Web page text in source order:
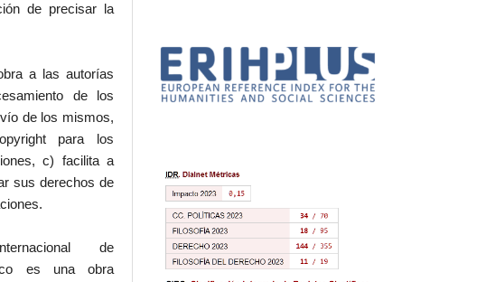
de precisar la
a las autorías
de los
de los mismos,
para los
c) facilita a
sus derechos de
de
es una obra